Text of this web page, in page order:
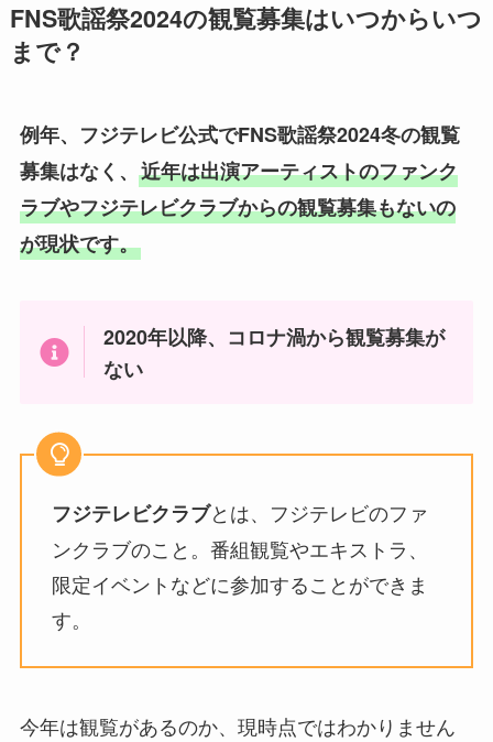
FNS歌謡祭2024の観覧募集はいつからいつ
まで？
例年、フジテレビ公式でFNS歌謡祭2024冬の観覧
募集はなく、 近年は出演アーティストのファンク
ラブやフジテレビクラブからの観覧募集もないの
が現状です。
2020年以降、コロナ渦から観覧募集が
ない
フジテレビクラブとは、フジテレビのファ
ンクラブのこと。番組観覧やエキストラ、
限定イベントなどに参加することができま
す。
今年は観覧があるのか、現時点ではわかりません